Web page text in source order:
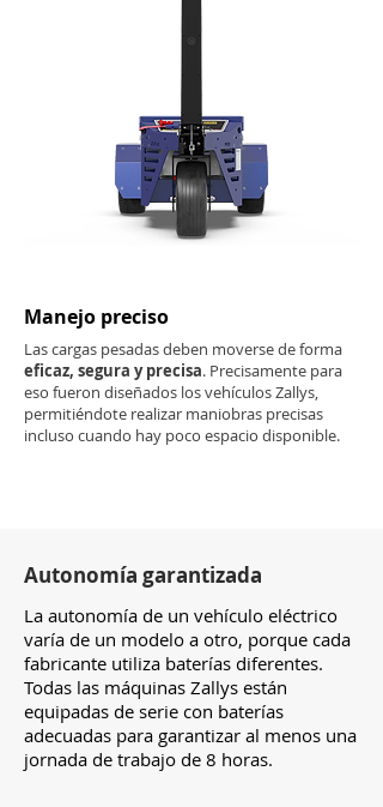
Manejo preciso
Las cargas pesadas deben moverse de forma
eficaz, segura y precisa. Precisamente para
eso fueron diseñados los vehículos Zallys,
permitiéndote realizar maniobras precisas
incluso cuando hay poco espacio disponible.
Autonomía garantizada
La autonomía de un vehículo eléctrico
varía de un modelo a otro, porque cada
fabricante utiliza baterías diferentes.
Todas las máquinas Zallys están
equipadas de serie con baterías
adecuadas para garantizar al menos una
jornada de trabajo de 8 horas.